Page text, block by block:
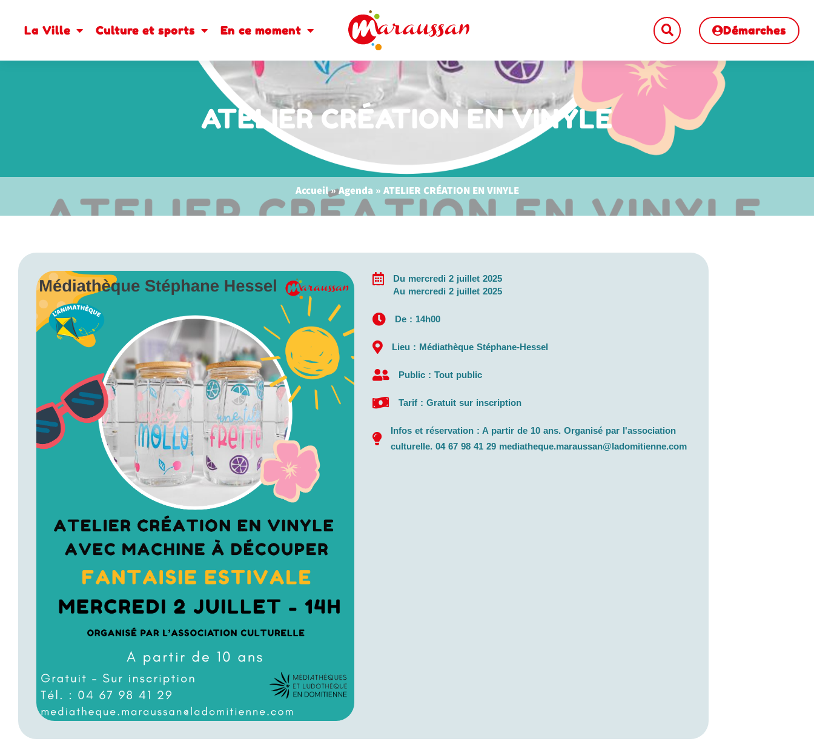
La Ville Culture et sports En ce moment Démarches
ATELIER CRÉATION EN VINYLE
Accueil»Agenda » ATELIER CRÉATION EN VINYLE
Du mercredi 2 juillet 2025
Au mercredi 2 juillet 2025
De : 14h00
Lieu : Médiathèque Stéphane-Hessel
Public : Tout public
Tarif : Gratuit sur inscription
Infos et réservation : A partir de 10 ans. Organisé par l'association
culturelle. 04 67 98 41 29 mediatheque.maraussan@ladomitienne.com